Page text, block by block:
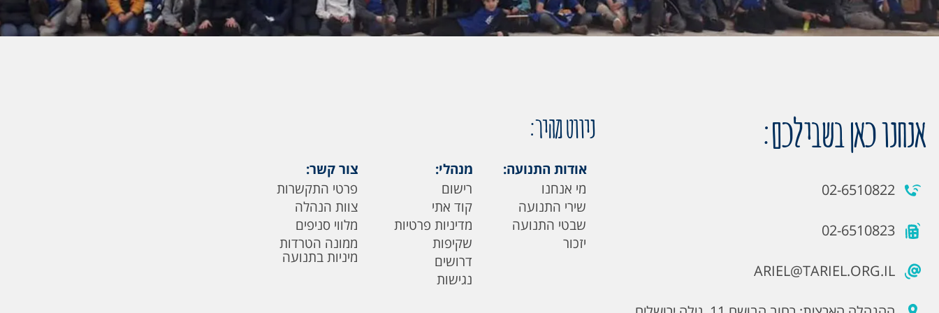
אנחנו כאן בשבילכם:
02-6510822
02-6510823
ARIEL@TARIEL.ORG.IL
ניווט מהיר:
אודות התנועה:
מי אנחנו
שירי התנועה
שבטי התנועה
יזכור
מנהלי:
רישום
קוד אתי
מדיניות פרטיות
שקיפות
דרושים
נגישות
צור קשר:
פרטי התקשרות
צוות הנהלה
מלווי סניפים
ממונה הטרדות
מיניות בתנועה